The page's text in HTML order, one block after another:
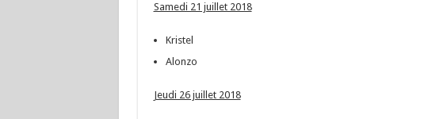
Samedi 21 juillet 2018
Kristel
Alonzo
Jeudi 26 juillet 2018